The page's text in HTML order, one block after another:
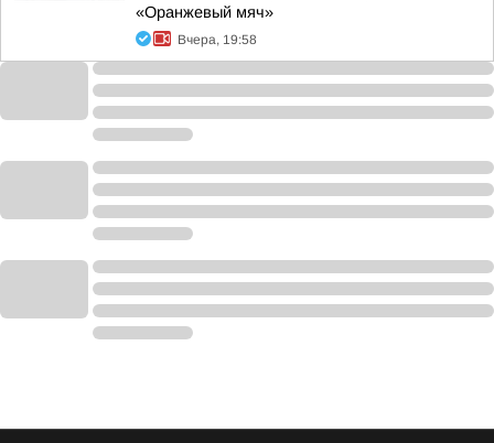
«Оранжевый мяч»
Вчера, 19:58